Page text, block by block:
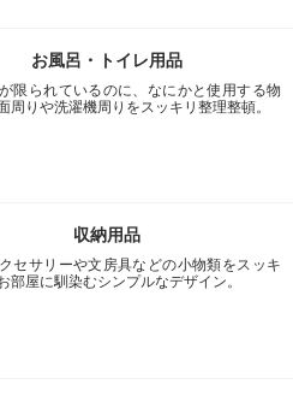
お風呂・トイレ用品
限られているのに、なにかと使用する物
周りや洗濯機周りをスッキリ整理整頓。
収納用品
セサリーや文房具などの小物類をスッキ
部屋に馴染むシンプルなデザイン。